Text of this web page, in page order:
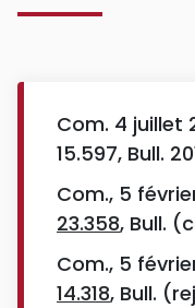
Com. 4 juillet
15.597, Bull.
Com., 5
23.358, Bull.
Com., 5
14.318, Bull.